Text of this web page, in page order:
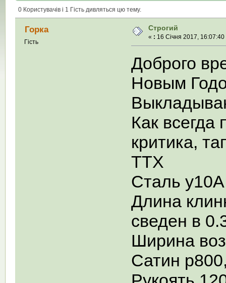
0 Користувачів і 1 Гість дивляться цю тему.
Горка
Гість
Строгий
« : 16 Січня 2017, 16:07:40
Доброго
Новым
Как всегда
критика,
ТТХ
Сталь
Длина
сведен в
Ширина
Сатин